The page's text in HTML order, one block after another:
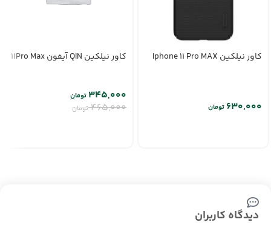
کاور نیلکین Iphone 11 Pro MAX
تومان
کاور نیلکین QIN آیفون 11Pro Max
۴۶۵,۰۰۰ تومان
۳۴۵,۰۰۰تومان
دیدگاه کاربران